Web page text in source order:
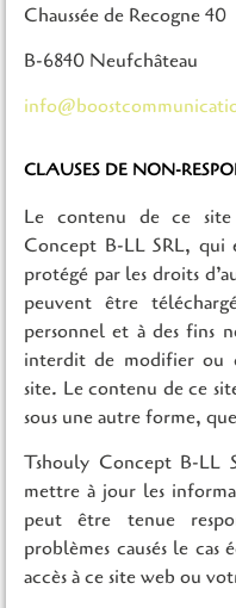
Chaussée de Recogne 40
B-6840 Neufchâteau
CLAUSES DE NON-
Le contenu de ce
Concept B-LL SRL, qui
protégé par les droits
peuvent être
personnel et à des fins
interdit de modifier ou
site. Le contenu de ce
sous une autre forme,
Tshouly Concept B-
mettre à jour les
peut être tenue
problèmes causés le
accès à ce site web ou